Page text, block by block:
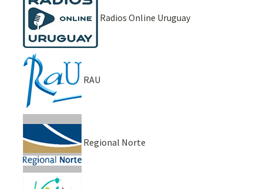
Radios Online Uruguay
RAU
Regional Norte